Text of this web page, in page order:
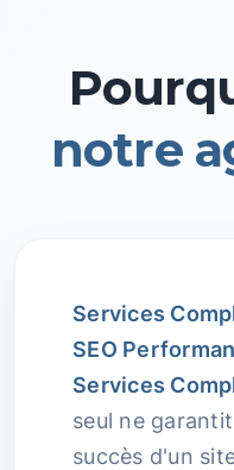
notre
Services
SEO
Services
seul ne
succès d'un